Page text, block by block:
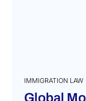
IMMIGRATION LAW
Global